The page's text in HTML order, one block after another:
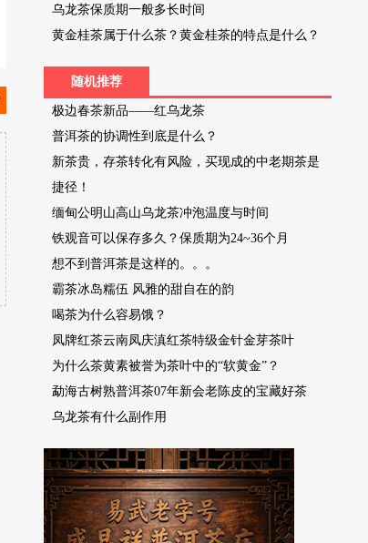
乌龙茶保质期一般多长时间
黄金桂茶属于什么茶？黄金桂茶的特点是什么？
随机推荐
极边春茶新品——红乌龙茶
普洱茶的协调性到底是什么？
新茶贵，存茶转化有风险，买现成的中老期茶是
捷径！
缅甸公明山高山乌龙茶冲泡温度与时间
铁观音可以保存多久？保质期为24~36个月
想不到普洱茶是这样的。。。
霸茶冰岛糯伍 风雅的甜自在的韵
喝茶为什么容易饿？
凤牌红茶云南凤庆滇红茶特级金针金芽茶叶
为什么茶黄素被誉为茶叶中的“软黄金”？
勐海古树熟普洱茶07年新会老陈皮的宝藏好茶
乌龙茶有什么副作用